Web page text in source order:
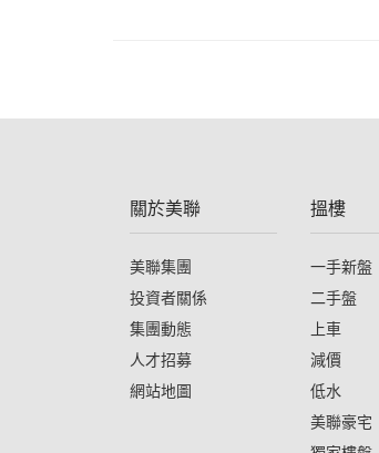
關於美聯
美聯集團
投資者關係
集團動態
人才招募
網站地圖
搵樓
一手新盤
二手盤
上車
減價
低水
美聯豪宅